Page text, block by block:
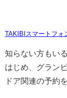
TAKIBIスマートフォ
知らない方もい
はじめ、グラン
ドア関連の予約